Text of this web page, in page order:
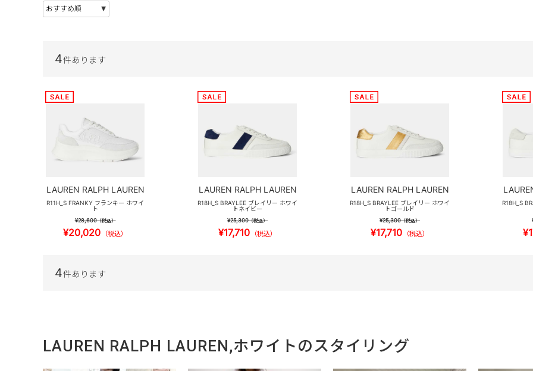
4件あります
LAUREN RALPH LAUREN
R11H_S FRANKY フランキー ホワイ
ト
¥28,600（税込）
¥20,020 （税込）
LAUREN RALPH LAUREN
R18H_S BRAYLEE ブレイリー ホワイ
トネイビー
¥25,300（税込）
¥17,710 （税込）
LAUREN RALPH LAUREN
R18H_S BRAYLEE ブレイリー ホワイ
トゴールド
¥25,300（税込）
¥17,710 （税込）
R18H_S
4件あります
LAUREN RALPH LAUREN,ホワイトのスタイリング